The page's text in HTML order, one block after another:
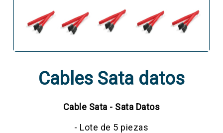
Cables Sata datos
Cable Sata - Sata Datos
- Lote de 5 piezas